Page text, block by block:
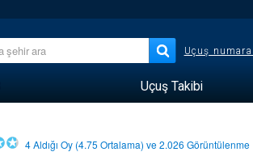
Uçuş
Uçuş Takibi
4Aldığı Oy (4.75 Ortalama) ve2.026